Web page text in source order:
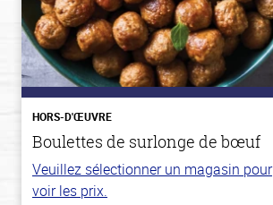
HORS-D'ŒUVRE
Boulettes de surlonge de bœuf
Veuillez sélectionner un magasin pour
voir les prix.